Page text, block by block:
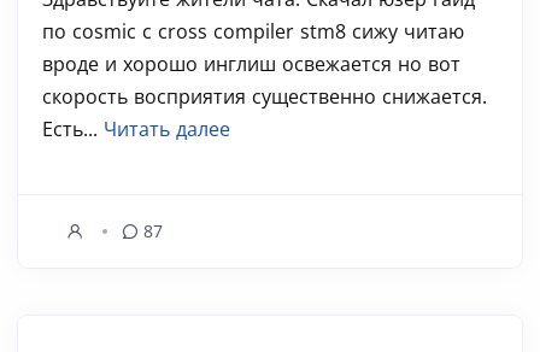
по cosmic c cross compiler stm8 сижу читаю
вроде и хорошо инглиш освежается но вот
скорость восприятия существенно снижается.
Есть... Читать далее
87